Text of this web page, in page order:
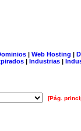
| Web Hosting |
| Industrias |
[Pág.